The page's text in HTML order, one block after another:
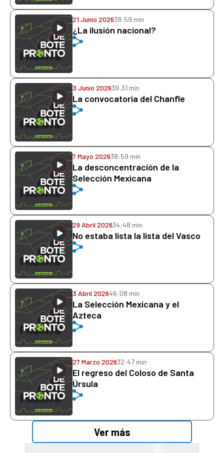
21 Junio 202638:59 min
¿La ilusión nacional?
3 Junio 202639:31 min
La convocatoria del Chanfle
7 Mayo 202638:59 min
La desconcentración de la
Selección Mexicana
29 Abril 202634:48 min
No estaba lista la lista del Vasco
3 Abril 202646:08 min
La Selección Mexicana y el
Azteca
27 Marzo 202632:47 min
El regreso del Coloso de Santa
Úrsula
Ver más